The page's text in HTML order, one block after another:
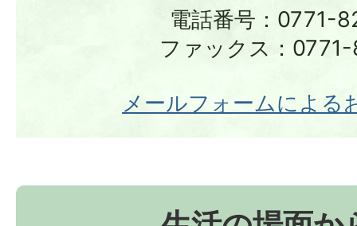
電話番号：0771-
ファックス：
メールフォームによる